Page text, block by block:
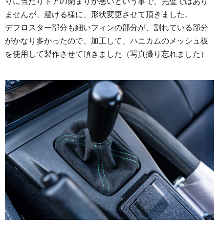
ませんが、避ける様に、形状変更させて頂きました。
デフロスター部分も細いフィンの部分が、割れている部分
がかなり多かったので、加工して、ハニカムのメッシュ板
を使用して製作させて頂きました（写真撮り忘れました）